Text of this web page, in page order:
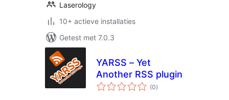
Laserology
10+ actieve installaties
Getest met 7.0.3
YARSS – Yet
Another RSS plugin
(0totaal
waarderingen
)